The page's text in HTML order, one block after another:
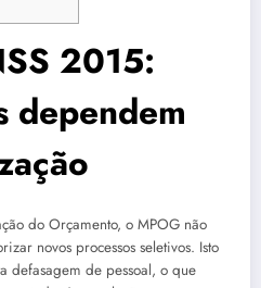
2015:
dependem
do Orçamento, o MPOG não
novos processos seletivos. Isto
defasagem de pessoal, o que